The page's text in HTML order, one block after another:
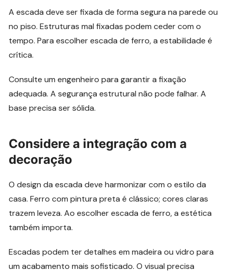
A escada deve ser fixada de forma segura na parede ou
no piso. Estruturas mal fixadas podem ceder com o
tempo. Para escolher escada de ferro, a estabilidade é
crítica.
Consulte um engenheiro para garantir a fixação
adequada. A segurança estrutural não pode falhar. A
base precisa ser sólida.
Considere a integração com a
decoração
O design da escada deve harmonizar com o estilo da
casa. Ferro com pintura preta é clássico; cores claras
trazem leveza. Ao escolher escada de ferro, a estética
também importa.
Escadas podem ter detalhes em madeira ou vidro para
um acabamento mais sofisticado. O visual precisa